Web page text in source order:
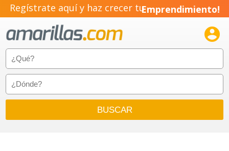
Regístrate aquí y haz crecer tuEmprendimiento!
